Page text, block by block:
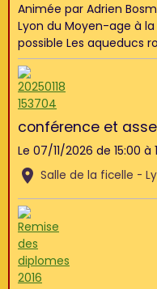
Animée par Adrien
Lyon du Moyen-age à
possible Les aqueducs
conférence et
Le 07/11/2026 de 15:00 à
Salle de la ficelle -